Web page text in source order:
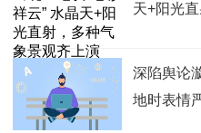
天+阳光
深陷舆论
地时表情